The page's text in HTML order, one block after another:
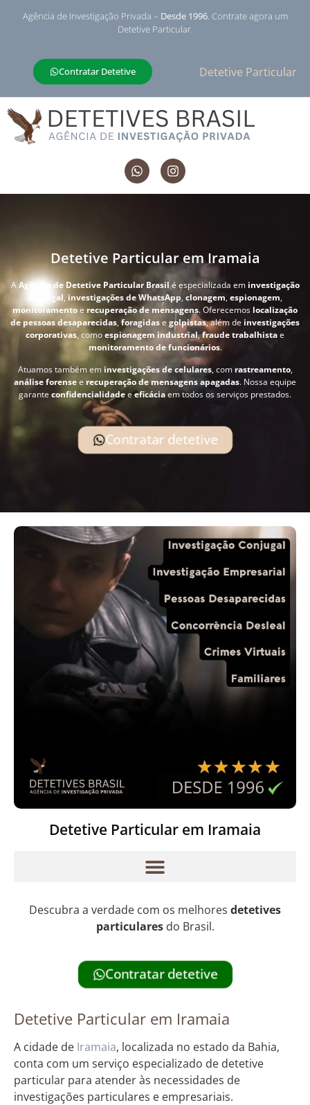
Agência de Investigação Privada – Desde 1996. Contrate agora um
Detetive Particular.
Contratar Detetive Detetive Particular
Detetive Particular em Iramaia
AAgência de Detetive Particular Brasil é especializada em investigação
conjugal, investigações de WhatsApp, clonagem,espionagem,
monitoramentoe recuperação de mensagens. Oferecemos localização
de pessoas desaparecidas, foragidase golpistas, além de investigações
corporativas, comoespionagem industrial,fraude trabalhistae
monitoramento de funcionários.
Atuamos também em investigações de celulares, com rastreamento,
análise forensee recuperação de mensagens apagadas. Nossa equipe
garante confidencialidadeeeficáciaem todos os serviços prestados.
Contratar detetive
Detetive Particular em Iramaia
Descubra a verdade com os melhores detetives
particularesdo Brasil.
Contratar detetive
Detetive Particular em Iramaia
A cidade de Iramaia, localizada no estado da Bahia,
conta com um serviço especializado de detetive
particular para atender às necessidades de
investigações particulares e empresariais.